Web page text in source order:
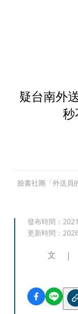
疑台南外
臉書社團「外送員
發布時間：
更新時間：
文